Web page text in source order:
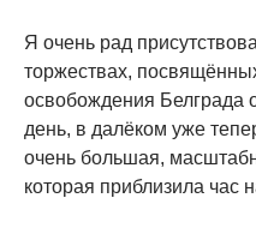
Я очень рад
торжествах,
освобождения Белграда
день, в далёком уже
очень большая,
которая приблизила